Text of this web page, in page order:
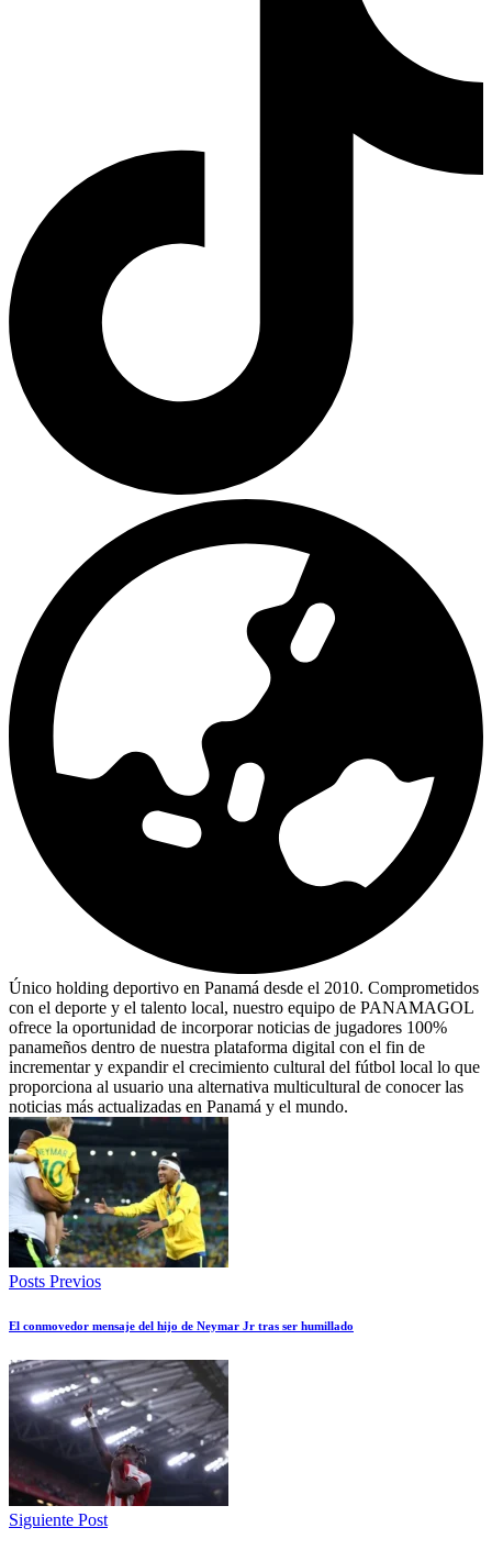
Único holding deportivo en Panamá desde el 2010. Comprometidos
con el deporte y el talento local, nuestro equipo de PANAMAGOL
ofrece la oportunidad de incorporar noticias de jugadores 100%
panameños dentro de nuestra plataforma digital con el fin de
incrementar y expandir el crecimiento cultural del fútbol local lo que
proporciona al usuario una alternativa multicultural de conocer las
noticias más actualizadas en Panamá y el mundo.
Posts Previos
El conmovedor mensaje del hijo de Neymar Jr tras ser humillado
Siguiente Post